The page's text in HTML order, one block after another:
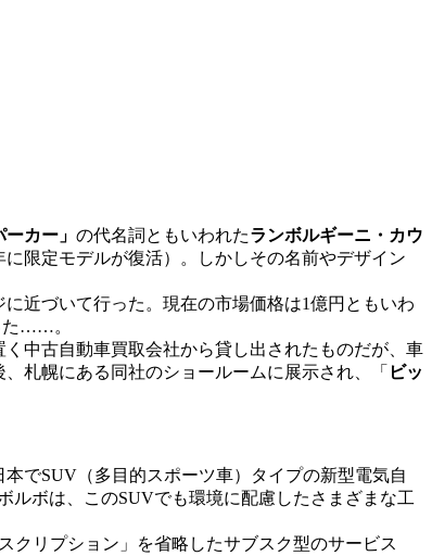
ーカー」 の代名詞ともいわれたランボルギーニ・カウ
限定モデルが復活）。しかしその名前やデザイン
近づいて行った。現在の市場価格は1億円ともいわ
た……。
中古自動車買取会社から貸し出されたものだが、車
札幌にある同社のショールームに展示され、「 ビッ
本でSUV（多目的スポーツ車）タイプの新型電気自
ルボは、このSUVでも環境に配慮したさまざまな工
クリプション」を省略したサブスク型のサービス